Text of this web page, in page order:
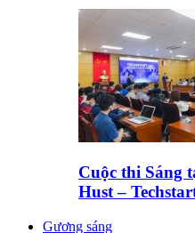
Cuộc thi Sáng
Hust –
Gương sáng